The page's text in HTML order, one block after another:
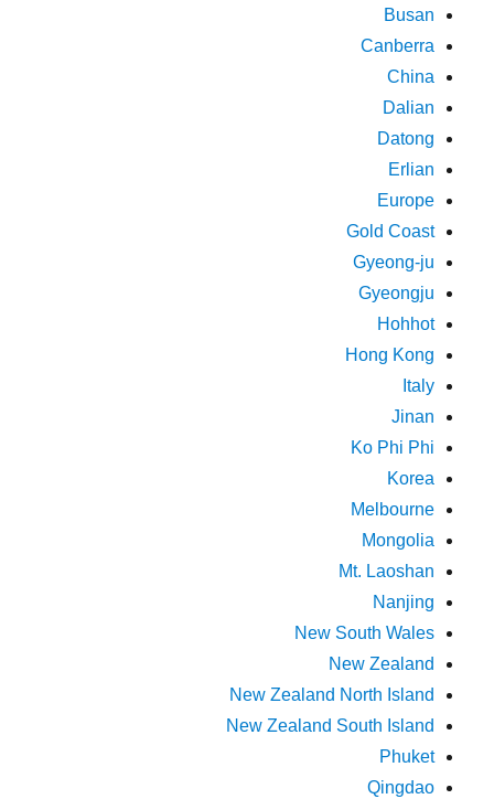
Busan
Canberra
China
Dalian
Datong
Erlian
Europe
Gold Coast
Gyeong-ju
Gyeongju
Hohhot
Hong Kong
Italy
Jinan
Ko Phi Phi
Korea
Melbourne
Mongolia
Mt. Laoshan
Nanjing
New South Wales
New Zealand
New Zealand North Island
New Zealand South Island
Phuket
Qingdao